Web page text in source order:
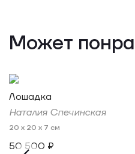
Может
Лошадка
Наталия Спечинская
20 x 20 x 7 см
50 500 ₽